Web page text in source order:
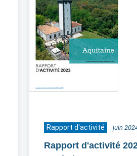
Rapport d'activité juin
Rapport d'activité